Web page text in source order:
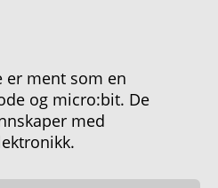
er ment som en
og micro:bit. De
med